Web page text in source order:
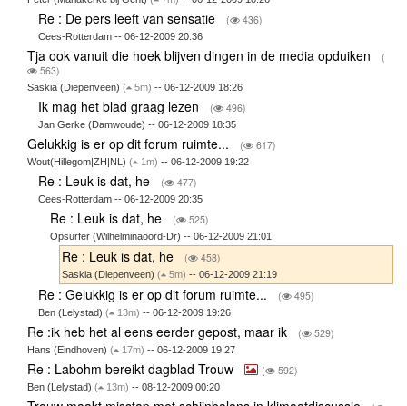
Re : De pers leeft van sensatie ( 436)
Cees-Rotterdam -- 06-12-2009 20:36
Tja ook vanuit die hoek blijven dingen in de media opduiken
(
563)
Saskia (Diepenveen) ( 5m) -- 06-12-2009 18:26
Ik mag het blad graag lezen ( 496)
Jan Gerke (Damwoude) -- 06-12-2009 18:35
Gelukkig is er op dit forum ruimte... ( 617)
Wout(Hillegom|ZH|NL) ( 1m) -- 06-12-2009 19:22
Re : Leuk is dat, he ( 477)
Cees-Rotterdam -- 06-12-2009 20:35
Re : Leuk is dat, he ( 525)
Opsurfer (Wilhelminaoord-Dr) -- 06-12-2009 21:01
Re : Leuk is dat, he ( 458)
Saskia (Diepenveen)( 5m) -- 06-12-2009 21:19
Re : Gelukkig is er op dit forum ruimte... ( 495)
Ben (Lelystad)( 13m) -- 06-12-2009 19:26
Re :ik heb het al eens eerder gepost, maar ik ( 529)
Hans (Eindhoven) ( 17m) -- 06-12-2009 19:27
Re : Labohm bereikt dagblad Trouw ( 592)
Ben (Lelystad) ( 13m) -- 08-12-2009 00:20